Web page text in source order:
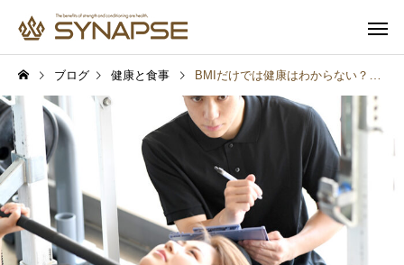
寄り添うサポート 多彩なオプ
通勤前でも安心
健康と食事 健康と食事
ブログ 健康と食事 BMIだけでは健康はわからない？体重より大切なことと